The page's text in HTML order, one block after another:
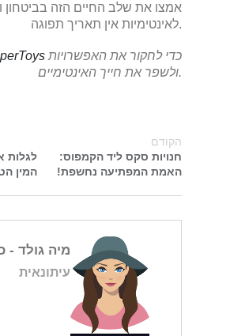
אמצו את שלב החיים הזה בביטחון
לאינטימיות אין תאריך תפוגה.
ולשפר את חייך האינטימיים.
הקודם
חנויות סקס ליד הקמפוס:
האמת המפתיעה נחשפת!
לגלות
המין
מיה גולד -
עיתונאית